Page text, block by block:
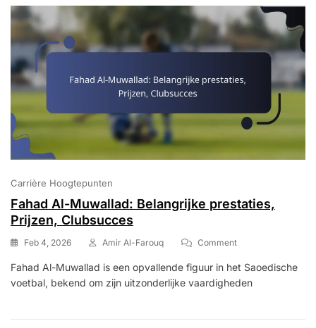
Erkenning
Carrière Hoogtepunten
Fahad Al-Muwallad: Belangrijke prestaties,
Prijzen, Clubsucces
Feb 4, 2026 Amir Al-Farouq CommentOn
Al-
Muwallad:
Prijzen,
Fahad Al-Muwallad is een opvallende figuur in het Saoedische
voetbal, bekend om zijn uitzonderlijke vaardigheden